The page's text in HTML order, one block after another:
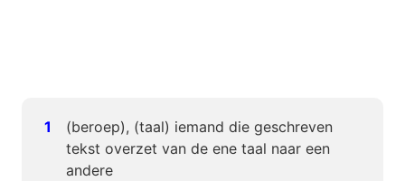
(beroep), (taal) iemand die geschreven
tekst overzet van de ene taal naar een
andere